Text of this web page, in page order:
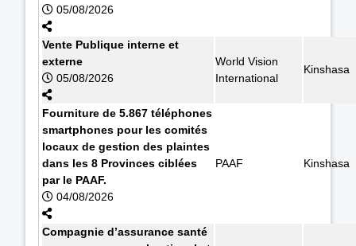
05/08/2026
Vente Publique interne et
externe
05/08/2026
World Vision
International
Kinshasa
Fourniture de 5.867 téléphones
smartphones pour les comités
locaux de gestion des plaintes
dans les 8 Provinces ciblées
par le PAAF.
04/08/2026
PAAF Kinshasa
Compagnie d’assurance santé